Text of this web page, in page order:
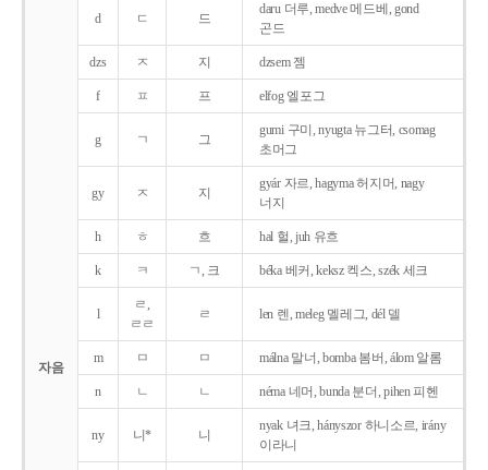
자음
d ㄷ 드
daru 더루, medve 메드베, gond
곤드
dzs ㅈ 지 dzsem 젬
f ㅍ 프 elfog 엘포그
g ㄱ 그
gumi 구미, nyugta 뉴그터, csomag
초머그
gy ㅈ 지
gyár 자르, hagyma 허지머, nagy
너지
h ㅎ 흐 hal 헐, juh 유흐
k ㅋ ㄱ, 크 béka 베커, keksz 켁스, szék 세크
l
ㄹ,
ㄹㄹ
ㄹ len 렌, meleg 멜레그, dél 델
m ㅁ ㅁ málna 말너, bomba 봄버, álom 알롬
n ㄴ ㄴ néma 네머, bunda 분더, pihen 피헨
ny 니* 니
nyak 녀크, hányszor 하니소르, irány
이라니